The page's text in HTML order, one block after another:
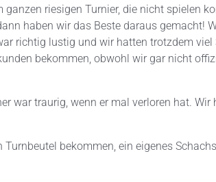
riesigen Turnier, die nicht spielen
haben wir das Beste daraus gemacht!
richtig lustig und wir hatten trotzdem
bekommen, obwohl wir gar nicht
war traurig, wenn er mal verloren hat.
bekommen, ein eigenes